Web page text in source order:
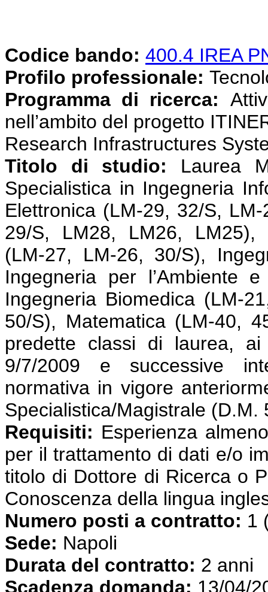
Codice bando: 400.4 IREA
Profilo professionale:
Programma di ricerca:
nell’ambito del progetto
Research Infrastructures
Titolo di studio:
Laurea
Specialistica in Ingegneria
Elettronica (LM-29, 32/S,
29/S, LM28, LM26, LM25),
(LM-27, LM-26, 30/S),
Ingegneria per l’Ambiente
Ingegneria Biomedica (LM-
50/S), Matematica (LM-40,
predette classi di laurea, ai
9/7/2009 e successive
normativa in vigore
Specialistica/Magistrale (D.M.
Requisiti: Esperienza
per il trattamento di dati e/o
titolo di Dottore di Ricerca o
Conoscenza della lingua
Numero posti a contratto: 1
Sede: Napoli
Durata del contratto: 2 anni
Scadenza domanda: 13/04/